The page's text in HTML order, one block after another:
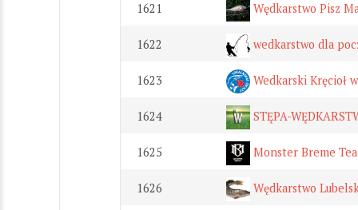
1621 Wędkarstwo Pisz
1622 wedkarstwo dla
1623 Wedkarski Kręcioł
1624 STĘPA-
1625 Monster Breme
1626 Wędkarstwo